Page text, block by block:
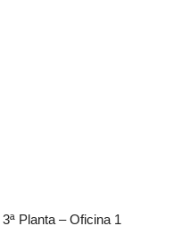
Planta – Oficina 1